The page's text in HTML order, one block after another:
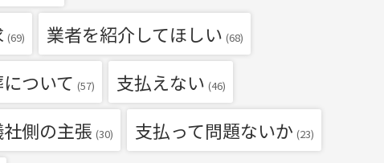
(69) 業者を紹介してほしい (68)
ついて (57) 支払えない (46)
側の主張 (30) 支払って問題ないか (23)